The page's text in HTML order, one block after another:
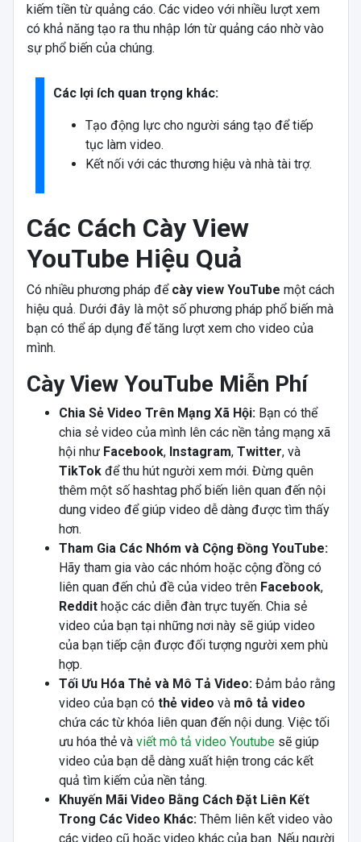
kiếm tiền từ quảng cáo. Các video với nhiều lượt xem
có khả năng tạo ra thu nhập lớn từ quảng cáo nhờ vào
sự phổ biến của chúng.
Các lợi ích quan trọng khác:
Tạo động lực cho người sáng tạo để tiếp
tục làm video.
Kết nối với các thương hiệu và nhà tài trợ.
Các Cách Cày View
YouTube Hiệu Quả
Có nhiều phương pháp để cày view YouTube một cách
hiệu quả. Dưới đây là một số phương pháp phổ biến mà
bạn có thể áp dụng để tăng lượt xem cho video của
mình.
Cày View YouTube Miễn Phí
Chia Sẻ Video Trên Mạng Xã Hội: Bạn có thể
chia sẻ video của mình lên các nền tảng mạng xã
hội như Facebook, Instagram, Twitter, và
TikTokđể thu hút người xem mới. Đừng quên
thêm một số hashtag phổ biến liên quan đến nội
dung video để giúp video dễ dàng được tìm thấy
hơn.
Tham Gia Các Nhóm và Cộng Đồng YouTube:
Hãy tham gia vào các nhóm hoặc cộng đồng có
liên quan đến chủ đề của video trên Facebook,
Reddithoặc các diễn đàn trực tuyến. Chia sẻ
video của bạn tại những nơi này sẽ giúp video
của bạn tiếp cận được đối tượng người xem phù
hợp.
Tối Ưu Hóa Thẻ và Mô Tả Video: Đảm bảo rằng
video của bạn có thẻ video và mô tả video
chứa các từ khóa liên quan đến nội dung. Việc tối
ưu hóa thẻ và viết mô tả video Youtubesẽ giúp
video của bạn dễ dàng xuất hiện trong các kết
quả tìm kiếm của nền tảng.
Khuyến Mãi Video Bằng Cách Đặt Liên Kết
Trong Các Video Khác: Thêm liên kết video vào
các video cũ hoặc video khác của bạn. Nếu người